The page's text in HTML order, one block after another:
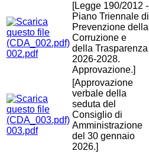
002.pdf
[Legge 190/2012 -
Piano Triennale di
Prevenzione della
Corruzione e
della Trasparenza
2026-2028.
Approvazione.]
003.pdf
[Approvazione
verbale della
seduta del
Consiglio di
Amministrazione
del 30 gennaio
2026.]